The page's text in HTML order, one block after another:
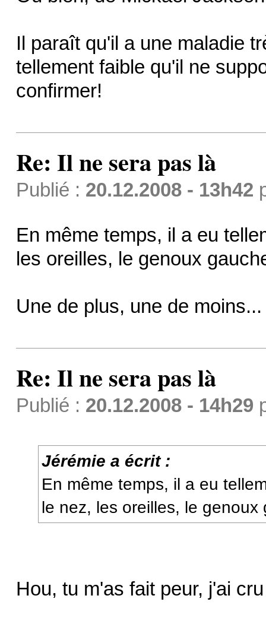
Il paraît qu'il a une maladie
tellement faible qu'il ne
confirmer!
Re: Il ne sera pas là
Publié : 20.12.2008 - 13h42
En même temps, il a eu
les oreilles, le genoux
Une de plus, une de moins...
Re: Il ne sera pas là
Publié : 20.12.2008 - 14h29
Jérémie a écrit :
En même temps, il a eu
le nez, les oreilles, le genoux
Hou, tu m'as fait peur, j'ai